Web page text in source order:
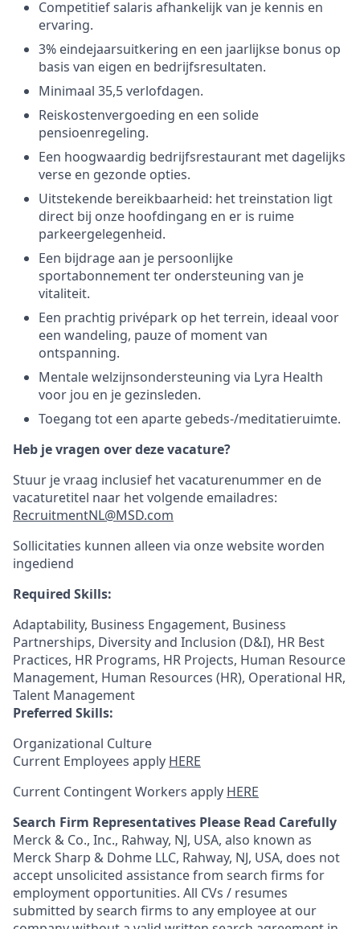
Competitief salaris afhankelijk van je kennis en
ervaring.
3% eindejaarsuitkering en een jaarlijkse bonus op
basis van eigen en bedrijfsresultaten.
Minimaal 35,5 verlofdagen.
Reiskostenvergoeding en een solide
pensioenregeling.
Een hoogwaardig bedrijfsrestaurant met dagelijks
verse en gezonde opties.
Uitstekende bereikbaarheid: het treinstation ligt
direct bij onze hoofdingang en er is ruime
parkeergelegenheid.
Een bijdrage aan je persoonlijke
sportabonnement ter ondersteuning van je
vitaliteit.
Een prachtig privépark op het terrein, ideaal voor
een wandeling, pauze of moment van
ontspanning.
Mentale welzijnsondersteuning via Lyra Health
voor jou en je gezinsleden.
Toegang tot een aparte gebeds-/meditatieruimte.
Heb je vragen over deze vacature?
Stuur je vraag inclusief het vacaturenummer en de
vacaturetitel naar het volgende emailadres:
RecruitmentNL@MSD.com
Sollicitaties kunnen alleen via onze website worden
ingediend
Required Skills:
Adaptability, Business Engagement, Business
Partnerships, Diversity and Inclusion (D&I), HR Best
Practices, HR Programs, HR Projects, Human Resource
Management, Human Resources (HR), Operational HR,
Talent Management
Preferred Skills:
Organizational Culture
Current Employees apply HERE
Current Contingent Workers apply HERE
Search Firm Representatives Please Read Carefully
Merck & Co., Inc., Rahway, NJ, USA, also known as
Merck Sharp & Dohme LLC, Rahway, NJ, USA, does not
accept unsolicited assistance from search firms for
employment opportunities. All CVs / resumes
submitted by search firms to any employee at our